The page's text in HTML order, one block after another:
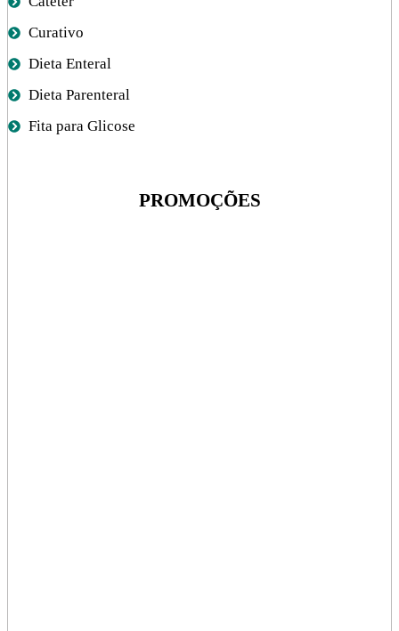
Curativo
Dieta Enteral
Dieta Parenteral
Fita para Glicose
PROMOÇÕES